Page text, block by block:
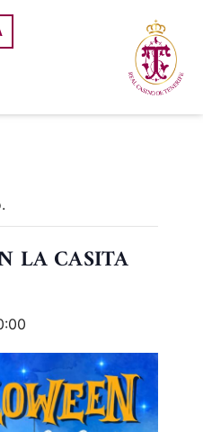
LA CASITA